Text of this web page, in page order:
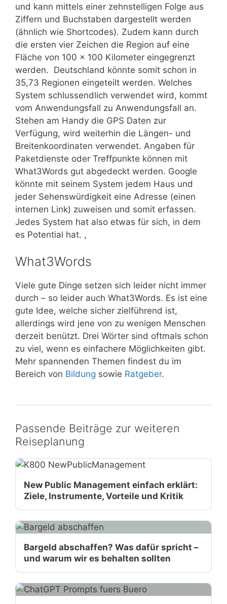
und kann mittels einer zehnstelligen Folge aus
Ziffern und Buchstaben dargestellt werden
(ähnlich wie Shortcodes). Zudem kann durch
die ersten vier Zeichen die Region auf eine
Fläche von 100 x 100 Kilometer eingegrenzt
werden. Deutschland könnte somit schon in
35,73 Regionen eingeteilt werden. Welches
System schlussendlich verwendet wird, kommt
vom Anwendungsfall zu Anwendungsfall an.
Stehen am Handy die GPS Daten zur
Verfügung, wird weiterhin die Längen- und
Breitenkoordinaten verwendet. Angaben für
Paketdienste oder Treffpunkte können mit
What3Words gut abgedeckt werden. Google
könnte mit seinem System jedem Haus und
jeder Sehenswürdigkeit eine Adresse (einen
internen Link) zuweisen und somit erfassen.
Jedes System hat also etwas für sich, in dem
es Potential hat. ,
What3Words
Viele gute Dinge setzen sich leider nicht immer
durch – so leider auch What3Words. Es ist eine
gute Idee, welche sicher zielführend ist,
allerdings wird jene von zu wenigen Menschen
derzeit benützt. Drei Wörter sind oftmals schon
zu viel, wenn es einfachere Möglichkeiten gibt.
Mehr spannenden Themen findest du im
Bereich von Bildung sowie Ratgeber.
Passende Beiträge zur weiteren
Reiseplanung
New Public Management einfach erklärt:
Ziele, Instrumente, Vorteile und Kritik
Bargeld abschaffen? Was dafür spricht –
und warum wir es behalten sollten